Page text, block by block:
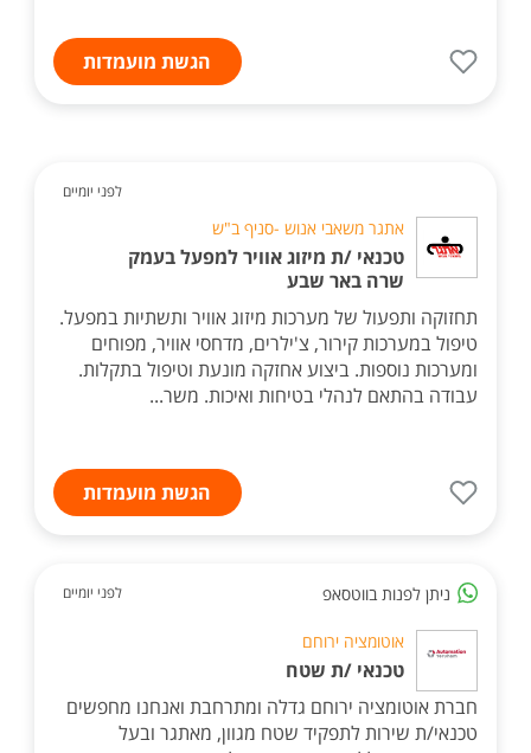
הגשת מועמדות
לפני יומיים
אתגר משאבי אנוש -סניף ב"ש
טכנאי /ת מיזוג אוויר למפעל בעמק
שרה באר שבע
תחזוקה ותפעול של מערכות מיזוג אוויר ותשתיות במפעל.
טיפול במערכות קירור, צ'ילרים, מדחסי אוויר, מפוחים
ומערכות נוספות. ביצוע אחזקה מונעת וטיפול בתקלות.
עבודה בהתאם לנהלי בטיחות ואיכות. משר...
הגשת מועמדות
ניתן לפנות בווטסאפ לפני יומיים
אוטומציה ירוחם
טכנאי /ת שטח
חברת אוטומציה ירוחם גדלה ומתרחבת ואנחנו מחפשים
טכנאי/ת שירות לתפקיד שטח מגוון, מאתגר ובעל